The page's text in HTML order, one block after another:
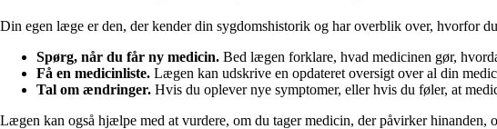
Din egen læge er den, der kender din sygdomshistorik og har overblik over, hvorfor
Spørg, når du får ny medicin. Bed lægen forklare, hvad medicinen gør,
Få en medicinliste. Lægen kan udskrive en opdateret oversigt over al din
Tal om ændringer. Hvis du oplever nye symptomer, eller hvis du føler, at
Lægen kan også hjælpe med at vurdere, om du tager medicin, der påvirker hinanden,